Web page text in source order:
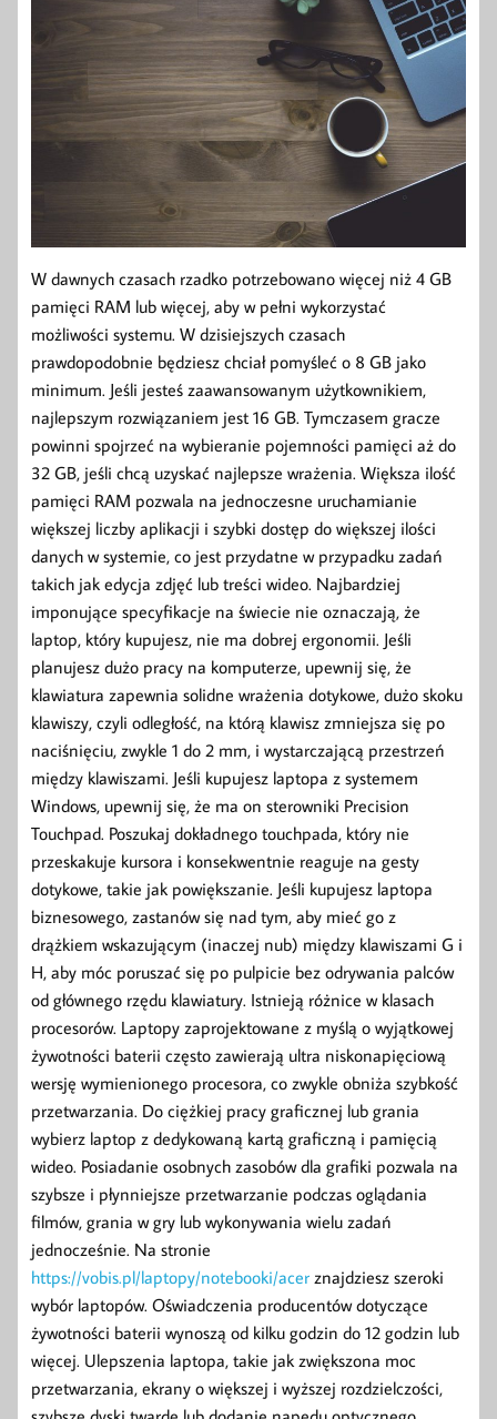
W dawnych czasach rzadko potrzebowano więcej niż 4 GB
pamięci RAM lub więcej, aby w pełni wykorzystać
możliwości systemu. W dzisiejszych czasach
prawdopodobnie będziesz chciał pomyśleć o 8 GB jako
minimum. Jeśli jesteś zaawansowanym użytkownikiem,
najlepszym rozwiązaniem jest 16 GB. Tymczasem gracze
powinni spojrzeć na wybieranie pojemności pamięci aż do
32 GB, jeśli chcą uzyskać najlepsze wrażenia. Większa ilość
pamięci RAM pozwala na jednoczesne uruchamianie
większej liczby aplikacji i szybki dostęp do większej ilości
danych w systemie, co jest przydatne w przypadku zadań
takich jak edycja zdjęć lub treści wideo. Najbardziej
imponujące specyfikacje na świecie nie oznaczają, że
laptop, który kupujesz, nie ma dobrej ergonomii. Jeśli
planujesz dużo pracy na komputerze, upewnij się, że
klawiatura zapewnia solidne wrażenia dotykowe, dużo skoku
klawiszy, czyli odległość, na którą klawisz zmniejsza się po
naciśnięciu, zwykle 1 do 2 mm, i wystarczającą przestrzeń
między klawiszami. Jeśli kupujesz laptopa z systemem
Windows, upewnij się, że ma on sterowniki Precision
Touchpad. Poszukaj dokładnego touchpada, który nie
przeskakuje kursora i konsekwentnie reaguje na gesty
dotykowe, takie jak powiększanie. Jeśli kupujesz laptopa
biznesowego, zastanów się nad tym, aby mieć go z
drążkiem wskazującym (inaczej nub) między klawiszami G i
H, aby móc poruszać się po pulpicie bez odrywania palców
od głównego rzędu klawiatury. Istnieją różnice w klasach
procesorów. Laptopy zaprojektowane z myślą o wyjątkowej
żywotności baterii często zawierają ultra niskonapięciową
wersję wymienionego procesora, co zwykle obniża szybkość
przetwarzania. Do ciężkiej pracy graficznej lub grania
wybierz laptop z dedykowaną kartą graficzną i pamięcią
wideo. Posiadanie osobnych zasobów dla grafiki pozwala na
szybsze i płynniejsze przetwarzanie podczas oglądania
filmów, grania w gry lub wykonywania wielu zadań
jednocześnie. Na stronie
https://vobis.pl/laptopy/notebooki/acer znajdziesz szeroki
wybór laptopów. Oświadczenia producentów dotyczące
żywotności baterii wynoszą od kilku godzin do 12 godzin lub
więcej. Ulepszenia laptopa, takie jak zwiększona moc
przetwarzania, ekrany o większej i wyższej rozdzielczości,